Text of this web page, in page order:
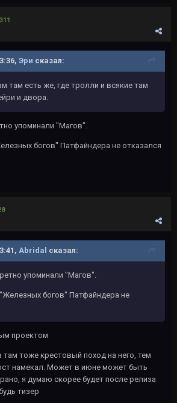
311
Эри сказал:
там есть же, где тролли и всякие там
и двора.
упоминали "Магов".
богов" Патфайндера не отказался
Abridal сказал:
упоминали "Магов".
богов" Патфайндера не
проектом
тоже крестовый поход на него, тем
намекал. Может в июне может быть
я думаю скорее будет после релиза
тизер